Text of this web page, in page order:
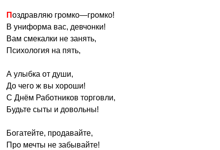
Поздравляю громко—громко!
В униформа вас, девчонки!
Вам смекалки не занять,
Психология на пять,
А улыбка от души,
До чего ж вы хороши!
С Днём Работников торговли,
Будьте сыты и довольны!
Богатейте, продавайте,
Про мечты не забывайте!